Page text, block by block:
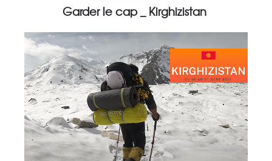
Garder le cap _ Kirghizistan